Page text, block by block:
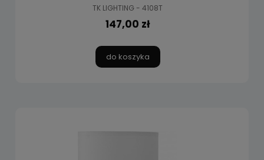
TK LIGHTING - 4108T
147,00 zł
do koszyka